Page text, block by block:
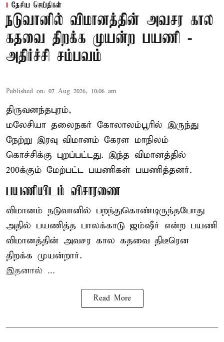
தேசிய செய்திகள்
நடுவானில் விமானத்தின் அவசர கால
கதவை திறக்க முயன்ற பயணி -
அதிர்ச்சி சம்பவம்
Published on: 07 Aug 2026, 10:06 am
திருவனந்தபுரம்,
மலேசியா தலைநகர் கோலாலம்பூரில் இருந்து
நேற்று இரவு விமானம் கேரள மாநிலம்
கொச்சிக்கு புறப்பட்டது. இந்த விமானத்தில்
200க்கும் மேற்பட்ட பயணிகள் பயணித்தனர்.
பயணியிடம் விசாரணை
விமானம் நடுவானில் பறந்துகொண்டிருந்தபோது
அதில் பயணித்த பாலக்காடு ஜம்ஷீர் என்ற பயணி
விமானத்தின் அவசர கால கதவை திடீரென
திறக்க முயன்றார்.
இதனால் ...
Read More